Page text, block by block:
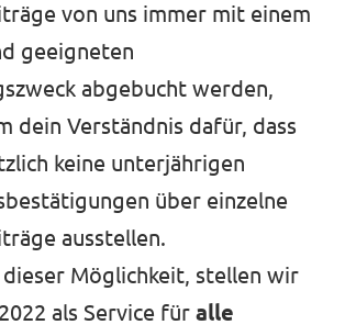
von uns immer mit einem
geeigneten
abgebucht werden,
dein Verständnis dafür, dass
keine unterjährigen
über einzelne
ausstellen.
dieser Möglichkeit, stellen wir
als Service für alle